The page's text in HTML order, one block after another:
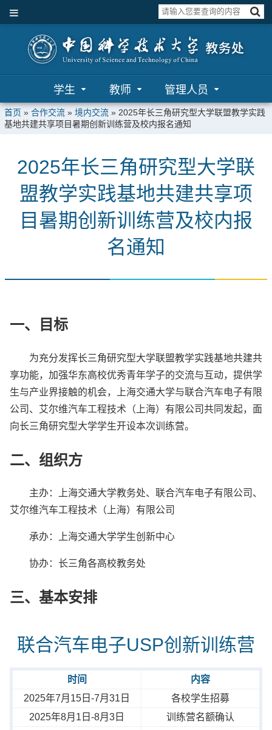
学生 教师 管理人员
首页 » 合作交流 » 境内交流 » 2025年长三角研究型大学联盟教学实践
基地共建共享项目暑期创新训练营及校内报名通知
2025年长三角研究型大学联
盟教学实践基地共建共享项
目暑期创新训练营及校内报
名通知
一、目标
为充分发挥长三角研究型大学联盟教学实践基地共建共
享功能，加强华东高校优秀青年学子的交流与互动，提供学
生与产业界接触的机会，上海交通大学与联合汽车电子有限
公司、艾尔维汽车工程技术（上海）有限公司共同发起，面
向长三角研究型大学学生开设本次训练营。
二、组织方
主办：上海交通大学教务处、联合汽车电子有限公司、
艾尔维汽车工程技术（上海）有限公司
承办：上海交通大学学生创新中心
协办：长三角各高校教务处
三、基本安排
联合汽车电子USP创新训练营
时间
内容
2025年7月15日-7月31日
各校学生招募
2025年8月1日-8月3日
训练营名额确认